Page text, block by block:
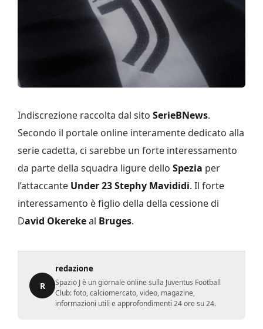
Indiscrezione raccolta dal sito SerieBNews.
Secondo il portale online interamente dedicato alla
serie cadetta, ci sarebbe un forte interessamento
da parte della squadra ligure dello Spezia per
l’attaccante Under 23 Stephy Mavididi. Il forte
interessamento è figlio della della cessione di
David Okerekeal Bruges.
R
redazione
Spazio J è un giornale online sulla Juventus Football
Club: foto, calciomercato, video, magazine,
informazioni utili e approfondimenti 24 ore su 24.